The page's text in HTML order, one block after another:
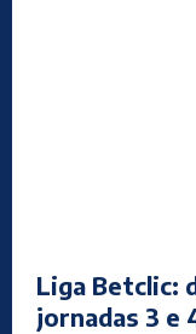
Liga Betclic:
jornadas 3 e